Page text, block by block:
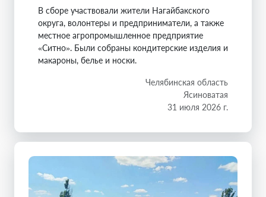
В сборе участвовали жители Нагайбакского
округа, волонтеры и предприниматели, а также
местное агропромышленное предприятие
«Ситно». Были собраны кондитерские изделия и
макароны, белье и носки.
Челябинская область
Ясиноватая
31 июля 2026 г.